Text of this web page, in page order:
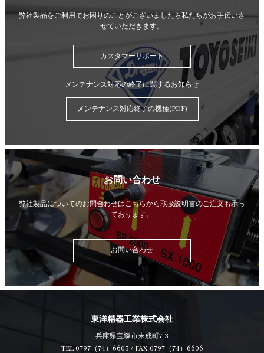
弊社製品をご利用でお困りのことがございましたら私たちがお手伝いさ
せていただきます。
カスタマーサポート
メンテナンス対応の終了に関するお知らせ
メンテナンス対応終了の機種(PDF)
お問い合わせ
弊社製品についてのお問合わせはこちらから取扱説明書のご注文も承っ
ております。
お問い合わせ
東洋精器工業株式会社
兵庫県宝塚市末成町7-3
TEL 0797（74）6605 / FAX 0797（74）6606